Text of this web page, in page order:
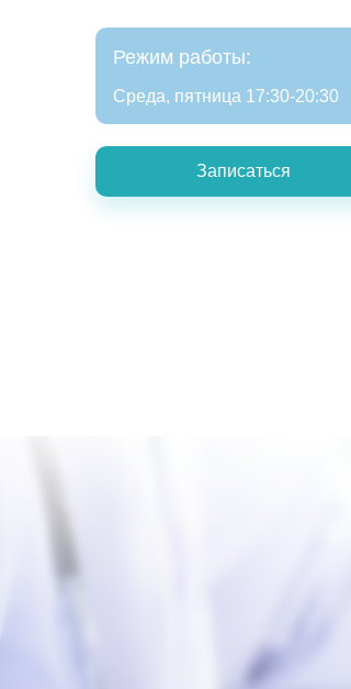
Режим работы:
Среда, пятница 17:30-20:30
Записаться